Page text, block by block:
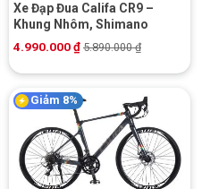
Xe Đạp Đua Califa CR9 –
Khung Nhôm, Shimano
4.990.000₫ 5.890.000₫
Giảm 8%